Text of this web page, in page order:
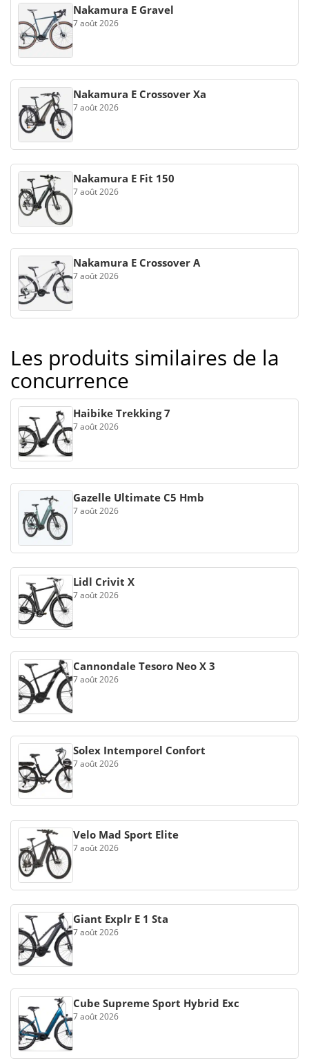
Nakamura E Gravel
7 août 2026
Nakamura E Crossover Xa
7 août 2026
Nakamura E Fit 150
7 août 2026
Nakamura E Crossover A
7 août 2026
Les produits similaires de la
concurrence
Haibike Trekking 7
7 août 2026
Gazelle Ultimate C5 Hmb
7 août 2026
Lidl Crivit X
7 août 2026
Cannondale Tesoro Neo X 3
7 août 2026
Solex Intemporel Confort
7 août 2026
Velo Mad Sport Elite
7 août 2026
Giant Explr E 1 Sta
7 août 2026
Cube Supreme Sport Hybrid Exc
7 août 2026